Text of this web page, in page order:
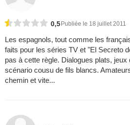
0,5 Publiée le 18 juillet 2011
Les espagnols, tout comme les
faits pour les séries TV et "El Secreto
pas à cette règle. Dialogues plats,
scénario cousu de fils blancs.
chemin et vite...